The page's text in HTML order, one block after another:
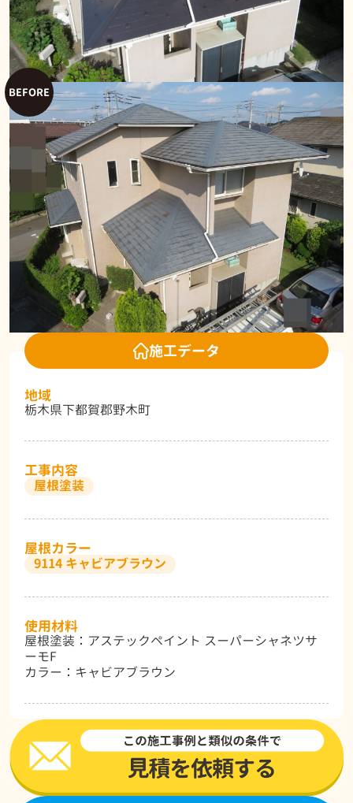
施工データ
地域
栃木県下都賀郡野木町
工事内容
屋根塗装
屋根カラー
9114 キャビアブラウン
使用材料
屋根塗装：アステックペイント スーパーシャネツサ
ーモF
カラー：キャビアブラウン